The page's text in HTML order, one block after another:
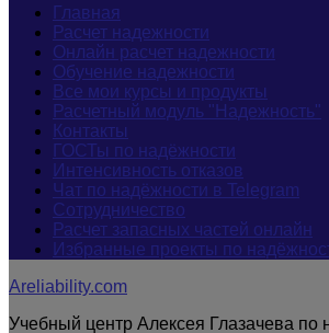
Главная
Расчет надежности
Онлайн расчет надежности
Обучение надежности
Все мои курсы и продукты
Расчетный модуль "Надежность"
Контакты
ГОСТы по надёжности
Интенсивность отказов
Чат по надёжности в Telegram
Сотрудничество
Расчет запасных частей онлайн
Избранные проекты по
Areliability.com
Учебный центр Алексея Глазачева